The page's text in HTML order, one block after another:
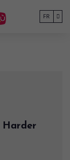
FR
Harder